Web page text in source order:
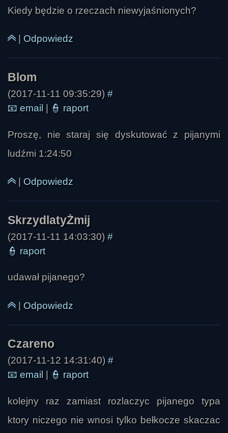
Kiedy będzie o rzeczach niewyjaśnionych?
Odpowiedz
(2017-11-11 09:35:29) #
📧 email 👮 raport
Proszę, nie staraj się dyskutować z pijanymi
ludźmi 1:24:50
Odpowiedz
(2017-11-11 14:03:30) #
👮 raport
udawał pijanego?
Odpowiedz
Czareno
(2017-11-12 14:31:40) #
📧 email 👮 raport
kolejny raz zamiast rozlaczyc pijanego typa
ktory niczego nie wnosi tylko bełkocze skaczac
Blom
SkrzydlatyŻmij